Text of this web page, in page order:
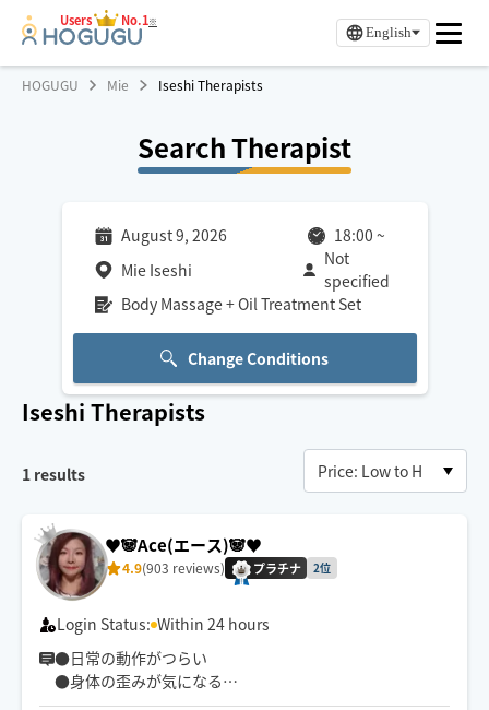
Users No.1※
English
HOGUGU Mie Iseshi Therapists
Search Therapist
August 9, 2026 18:00 ~
Mie Iseshi
Not
specified
Body Massage + Oil Treatment Set
Change Conditions
Iseshi Therapists
1 results
♥️🐼Ace(エース)🐼♥️
4.9(903 reviews) プラチナ 2位
Login Status: Within 24 hours
●日常の動作がつらい
●身体の歪みが気になる
●趣味や仕事のパフォーマンスを良くしたい